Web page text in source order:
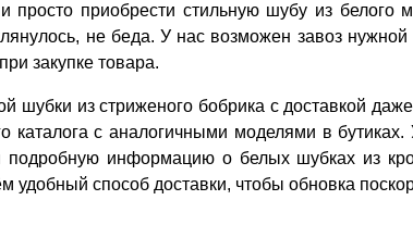
приобрести стильную шубу из белого
не беда. У нас возможен завоз
закупке товара.
шубки из стриженого бобрика с доставкой
каталога с аналогичными моделями в
информацию о белых шубках из
способ доставки, чтобы обновка